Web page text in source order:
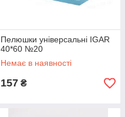
Пелюшки універсальні IGAR
40*60 №20
Немає в наявності
157 ₴